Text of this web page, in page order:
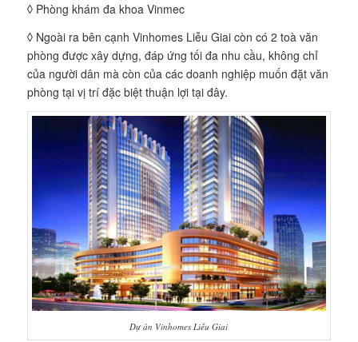
◊ Phòng khám đa khoa Vinmec
◊ Ngoài ra bên cạnh Vinhomes Liễu Giai còn có 2 toà văn
phòng được xây dựng, đáp ứng tối đa nhu cầu, không chỉ
của người dân mà còn của các doanh nghiệp muốn đặt văn
phòng tại vị trí đặc biệt thuận lợi tại đây.
Dự án Vinhomes Liễu Giai